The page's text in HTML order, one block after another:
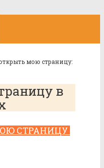
мою страницу:
в
СТРАНИЦУ